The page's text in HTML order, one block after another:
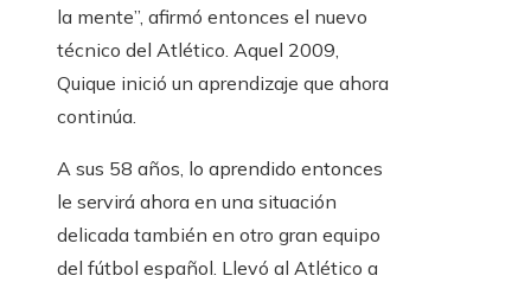
la mente”, afirmó entonces el nuevo
técnico del Atlético. Aquel 2009,
Quique inició un aprendizaje que ahora
continúa.
A sus 58 años, lo aprendido entonces
le servirá ahora en una situación
delicada también en otro gran equipo
del fútbol español. Llevó al Atlético a